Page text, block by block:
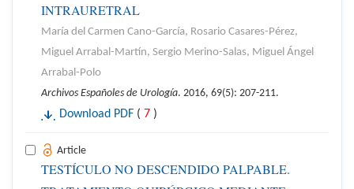
INTRAURETRAL
María del Carmen Cano-García, Rosario Casares-Pérez,
Miguel Arrabal-Martín, Sergio Merino-Salas, Miguel Ángel
Arrabal-Polo
Archivos Españoles de Urología. 2016, 69(5): 207-211.
Download PDF ( 7 )
Article
TESTÍCULO NO DESCENDIDO PALPABLE.